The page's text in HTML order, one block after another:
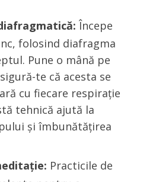
Începe
folosind diafragma
Pune o mână pe
te că acesta se
cu fiecare respirație
tehnică ajută la
și îmbunătățirea
Practicile de